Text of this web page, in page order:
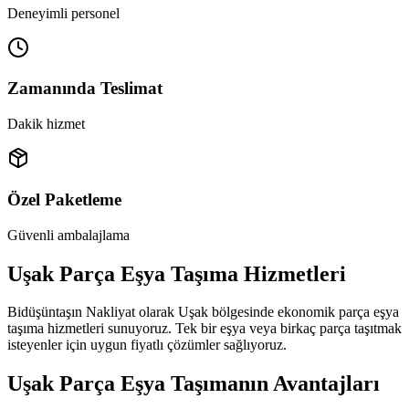
Deneyimli personel
Zamanında Teslimat
Dakik hizmet
Özel Paketleme
Güvenli ambalajlama
Uşak Parça Eşya Taşıma Hizmetleri
Bidüşüntaşın Nakliyat olarak Uşak bölgesinde ekonomik parça eşya
taşıma hizmetleri sunuyoruz. Tek bir eşya veya birkaç parça taşıtmak
isteyenler için uygun fiyatlı çözümler sağlıyoruz.
Uşak Parça Eşya Taşımanın Avantajları